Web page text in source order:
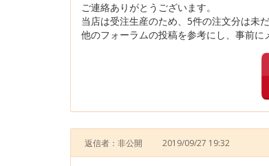
ご連絡ありがとうございます。
当店は受注生産のため、5件の注文分は未
他のフォーラムの投稿を参考にし、事前
返信者：非公開 2019/09/27 19:32